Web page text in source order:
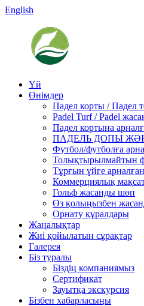
English
Үй
Өнімдер
Падел корты / Падел
Padel Turf / Padel
Падел кортына
ПАДЕЛЬ ДОПЫ
Футбол/футболға
Толықтырылмайтын
Тұрғын үйге
Коммерциялық
Гольф жасанды шөп
Өз қолыңызбен
Орнату құралдары
Жаңалықтар
Жиі қойылатын сұрақтар
Галерея
Біз туралы
Біздің компаниямыз
Сертификат
Зауытқа экскурсия
Бізбен хабарласыңы